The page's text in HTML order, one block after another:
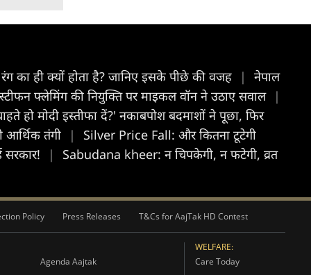
का ही क्यों होता है? जानिए इसके पीछे की वजह |
नेपाल
फ्लेमिंग की नियुक्ति पर माइकल वॉन ने उठाए सवाल |
हो मोदी इस्तीफा दें?' नकाबपोश बदमाशों ने पूछा, फिर
आर्थिक तंगी |
Silver Price Fall: और कितना टूटेगी
|
Sabudana kheer: न चिपकेगी, न फटेगी, व्रत
Policy Press Releases T&Cs for AajTak HD Contest
Agenda Aajtak
WELFARE:
Care Today